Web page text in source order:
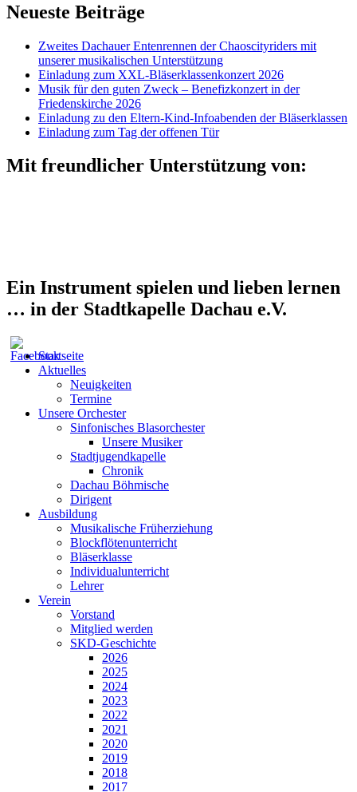
Neueste Beiträge
Zweites Dachauer Entenrennen der Chaoscityriders mit
unserer musikalischen Unterstützung
Einladung zum XXL-Bläserklassenkonzert 2026
Musik für den guten Zweck – Benefizkonzert in der
Friedenskirche 2026
Einladung zu den Eltern-Kind-Infoabenden der Bläserklassen
Einladung zum Tag der offenen Tür
Mit freundlicher Unterstützung von:
Ein Instrument spielen und lieben lernen
… in der Stadtkapelle Dachau e.V.
Startseite
Aktuelles
Neuigkeiten
Termine
Unsere Orchester
Sinfonisches Blasorchester
Unsere Musiker
Stadtjugendkapelle
Chronik
Dachau Böhmische
Dirigent
Ausbildung
Musikalische Früherziehung
Blockflötenunterricht
Bläserklasse
Individual­unterricht
Lehrer
Verein
Vorstand
Mitglied werden
SKD-Geschichte
2026
2025
2024
2023
2022
2021
2020
2019
2018
2017